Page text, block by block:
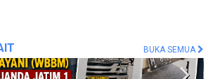
BUKA SEMUA